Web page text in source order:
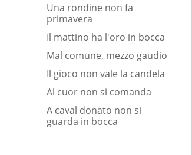
Una rondine non fa
primavera
Il mattino ha l'oro in bocca
Mal comune, mezzo gaudio
Il gioco non vale la candela
Al cuor non si comanda
A caval donato non si
guarda in bocca